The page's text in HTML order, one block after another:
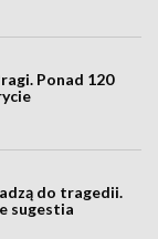
Ponad 120
do tragedii.
sugestia